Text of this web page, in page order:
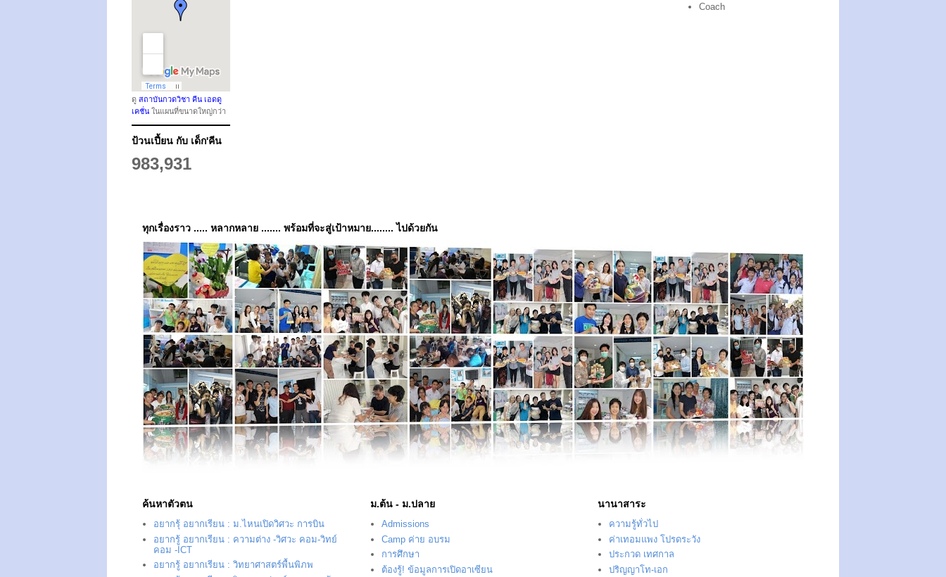
ดู สถาบันกวดวิชา คีน เอดดู
เคชั่น ในแผนที่ขนาดใหญ่กว่า
ป้วนเปี้ยน กับ เด็ก'คีน
983,931
Coach
ทุกเรื่องราว ..... หลากหลาย ....... พร้อมที่จะสู่เป้าหมาย........ ไปด้วยกัน
ค้นหาตัวตน
อยากรุ้ อยากเรียน : ม.ไหนเปิดวิศวะ การบิน
อยากรู้ อยากเรียน : ความต่าง -วิศวะ คอม-วิทย์
คอม -ICT
อยากรู้ อยากเรียน : วิทยาศาสตร์พื้นพิภพ
ม.ต้น - ม.ปลาย
Admissions
Camp ค่าย อบรม
การศึกษา
ต้องรู้! ข้อมูลการเปิดอาเซียน
นานาสาระ
ความรู้ทั่วไป
ค่าเทอมแพง โปรดระวัง
ประกวด เทศกาล
ปริญญาโท-เอก